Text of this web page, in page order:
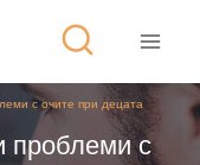
с очите при децата
проблеми с